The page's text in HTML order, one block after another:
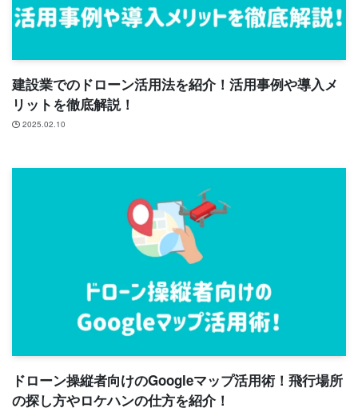
建設業でのドローン活用法を紹介！活用事例や導入メ
リットを徹底解説！
2025.02.10
ドローン操縦者向けのGoogleマップ活用術！飛行場所
の探し方やロケハンの仕方を紹介！